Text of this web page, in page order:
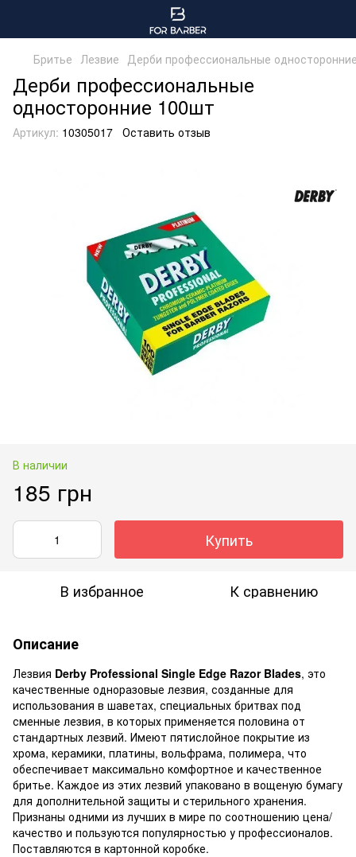
Бритье Лезвие Дерби профессиональные
Дерби профессиональные
односторонние 100шт
Артикул: 10305017 Оставить отзыв
В наличии
185 грн
Купить
В избранное К сравнению
Описание
Лезвия Derby Professional Single Edge Razor Blades, это
качественные одноразовые лезвия, созданные для
использования в шаветах, специальных бритвах под
сменные лезвия, в которых применяется половина от
стандартных лезвий. Имеют пятислойное покрытие из
хрома, керамики, платины, вольфрама, полимера, что
обеспечивает максимально комфортное и качественное
бритье. Каждое из этих лезвий упаковано в вощеную бумагу
для дополнительной защиты и стерильного хранения.
Признаны одними из лучших в мире по соотношению цена/
качество и пользуются популярностью у профессионалов.
Поставляются в картонной коробке.